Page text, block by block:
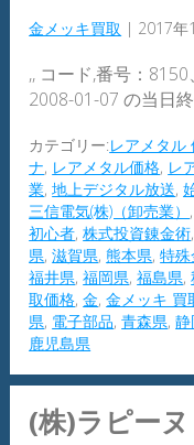
金メッキ買取 | 2017年
,, コード,番号：
2008-01-07 の当日
カテゴリー:レアメタル
ナ, レアメタル価格, レ
業,地上デジタル放送,
三信電気(株)（卸売業）
初心者,株式投資錬金術
県,滋賀県,熊本県,特
福井県,福岡県,福島県,
取価格,金,金メッキ 買
県, 電子部品,青森県,
鹿児島県
(株)ラピーヌ